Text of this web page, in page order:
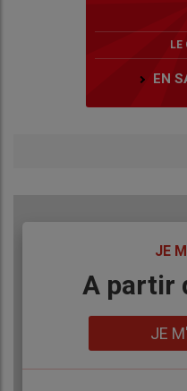
LE
EN
JE
BodyA partir
JE